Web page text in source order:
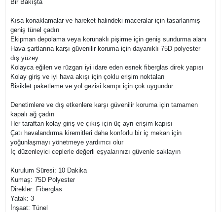
Bir Bakışta
Kısa konaklamalar ve hareket halindeki maceralar için tasarlanmış
geniş tünel çadırı
Ekipman depolama veya korunaklı pişirme için geniş sundurma alanı
Hava şartlarına karşı güvenilir koruma için dayanıklı 75D polyester
dış yüzey
Kolayca eğilen ve rüzgarı iyi idare eden esnek fiberglas direk yapısı
Kolay giriş ve iyi hava akışı için çoklu erişim noktaları
Bisiklet paketleme ve yol gezisi kampı için çok uygundur
Denetimlere ve dış etkenlere karşı güvenilir koruma için tamamen
kapalı ağ çadırı
Her taraftan kolay giriş ve çıkış için üç ayrı erişim kapısı
Çatı havalandırma kiremitleri daha konforlu bir iç mekan için
yoğunlaşmayı yönetmeye yardımcı olur
İç düzenleyici ceplerle değerli eşyalarınızı güvenle saklayın
Kurulum Süresi: 10 Dakika
Kumaş: 75D Polyester
Direkler: Fiberglas
Yatak: 3
İnşaat: Tünel